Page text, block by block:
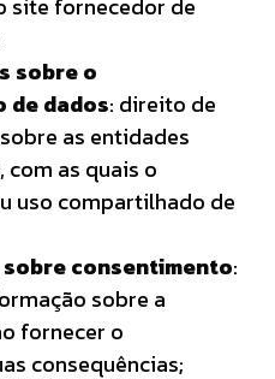
site fornecedor de
sobre o
de dados: direito de
as entidades
com as quais o
uso compartilhado de
consentimento:
sobre a
fornecer o
consequências;